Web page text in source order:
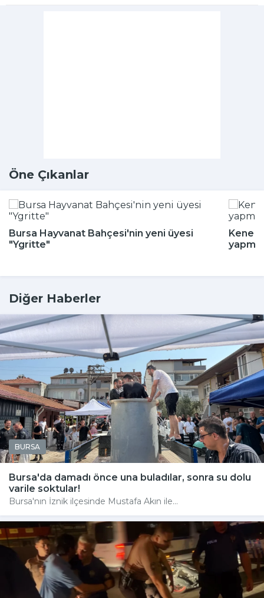
Öne Çıkanlar
Bursa Hayvanat Bahçesi'nin yeni üyesi
"Ygritte"
Kene
Diğer Haberler
BURSA
Bursa'da damadı önce una buladılar, sonra su dolu
varile soktular!
Bursa'nın İznik ilçesinde Mustafa Akın ile...